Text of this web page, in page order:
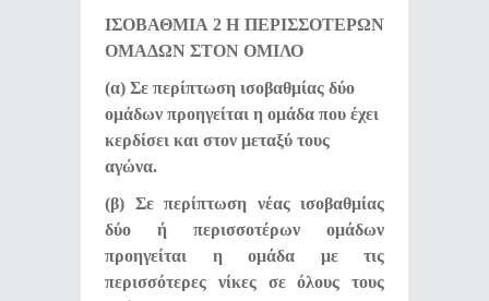
ΙΣΟΒΑΘΜΙΑ 2 Η ΠΕΡΙΣΣΟΤΕΡΩΝ
ΟΜΑΔΩΝ ΣΤΟΝ ΟΜΙΛΟ
(α) Σε περίπτωση ισοβαθμίας δύο
ομάδων προηγείται η ομάδα που έχει
κερδίσει και στον μεταξύ τους
αγώνα.
(β) Σε περίπτωση νέας ισοβαθμίας
δύο ή περισσοτέρων ομάδων
προηγείται η ομάδα με τις
περισσότερες νίκες σε όλους τους